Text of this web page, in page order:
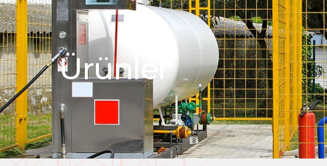
Ürünler